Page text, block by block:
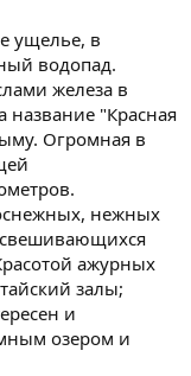
ущелье, в
водопад.
железа в
название "Красная
Огромная в
нежных
свешивающихся
ажурных
залы;
и
озером и